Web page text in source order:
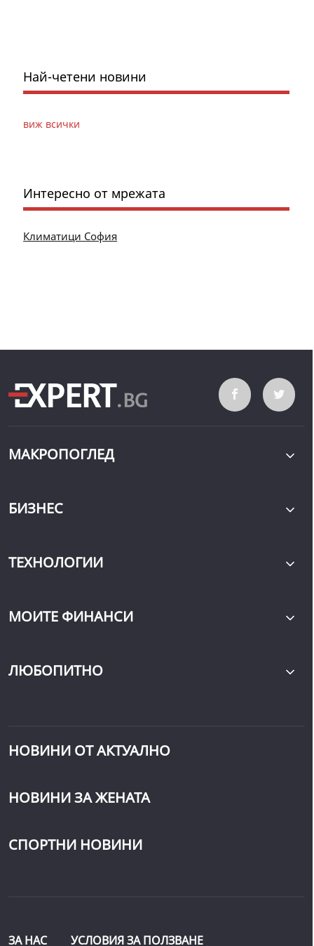
Най-четени новини
виж всички
Интересно от мрежата
Климатици София
МАКРОПОГЛЕД
БИЗНЕС
ТЕХНОЛОГИИ
МОИТЕ ФИНАНСИ
ЛЮБОПИТНО
НОВИНИ ОТ АКТУАЛНО
НОВИНИ ЗА ЖЕНАТА
СПОРТНИ НОВИНИ
ЗА НАС УСЛОВИЯ ЗА ПОЛЗВАНЕ